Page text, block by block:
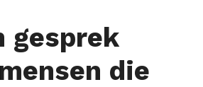
gesprek
die